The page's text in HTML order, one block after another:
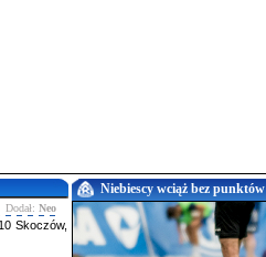
Neo
Skoczów,
Niebiescy wciąż bez punktów